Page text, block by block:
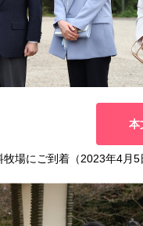
本
場にご到着（2023年4月5